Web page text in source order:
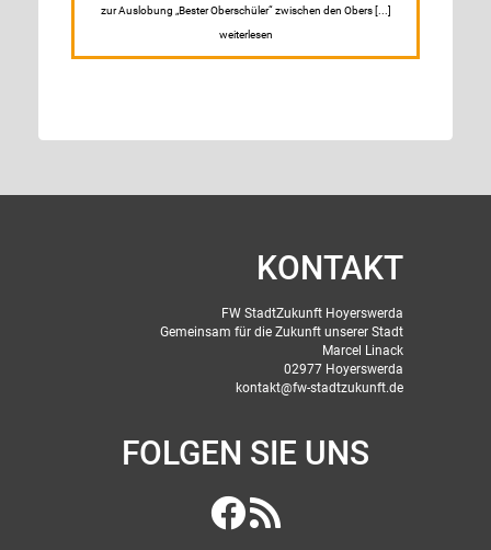
zur Auslobung „Bester Oberschüler“ zwischen den Obers [...]
weiterlesen
KONTAKT
FW StadtZukunft Hoyerswerda
Gemeinsam für die Zukunft unserer Stadt
Marcel Linack
02977 Hoyerswerda
kontakt@fw-stadtzukunft.de
FOLGEN SIE UNS